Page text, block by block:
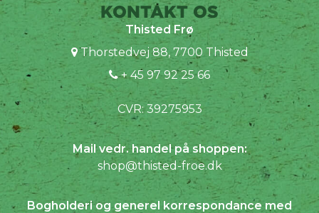
KONTAKT OS
Thisted Frø
Thorstedvej 88, 7700 Thisted
+ 45 97 92 25 66
CVR: 39275953
Mail vedr. handel på shoppen:
shop@thisted-froe.dk
Bogholderi og generel korrespondance med